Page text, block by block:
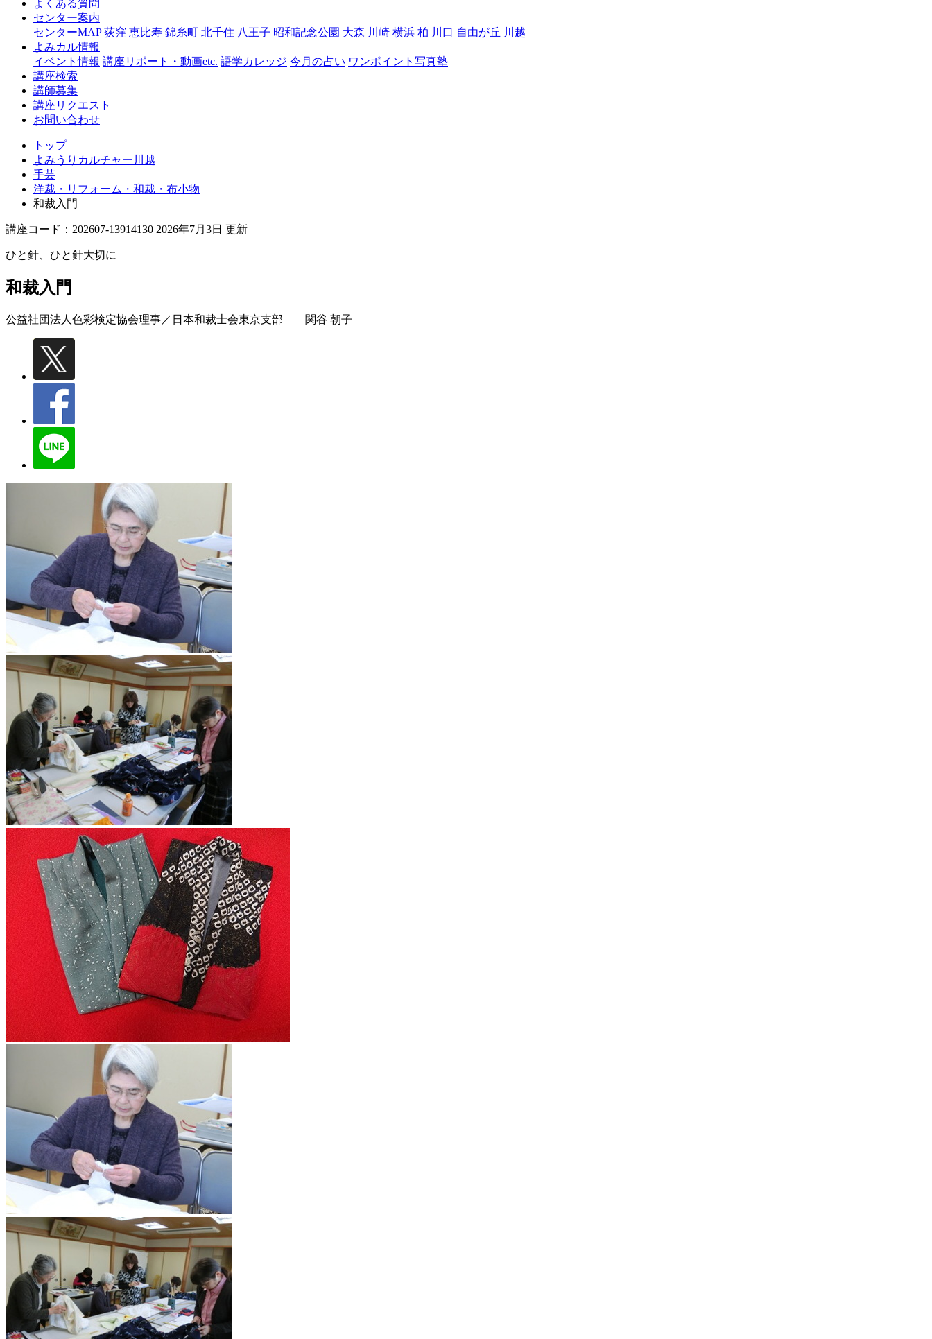
川
越
よくある質問
センター案内
センターMAP 荻窪 恵比寿 錦糸町 北千住 八王子 昭和記念公園 大森 川崎 横浜 柏 川口 自由が丘 川越
よみカル情報
イベント情報 講座リポート・動画etc. 語学カレッジ 今月の占い ワンポイント写真塾
講座検索
講師募集
講座リクエスト
お問い合わせ
トップ
よみうりカルチャー川越
手芸
洋裁・リフォーム・和裁・布小物
和裁入門
講座コード：202607-13914130 2026年7月3日 更新
ひと針、ひと針大切に
和裁入門
公益社団法人色彩検定協会理事／日本和裁士会東京支部 関谷 朝子